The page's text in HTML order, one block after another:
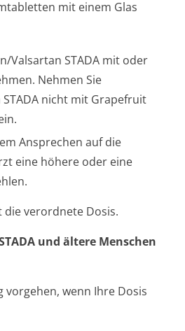
mit einem Glas
Valsartan STADA mit oder
Nehmen Sie
nicht mit Grapefruit
Ansprechen auf die
eine höhere oder eine
die verordnete Dosis.
und ältere Menschen
wenn Ihre Dosis